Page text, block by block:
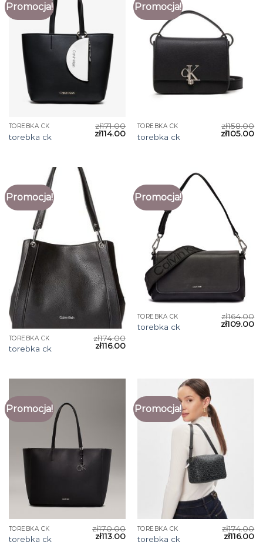
Promocja!
TOREBKA CK
torebka ck
zł171.00
zł114.00
Promocja!
TOREBKA CK
torebka ck
zł158.00
zł105.00
Promocja!
TOREBKA CK
torebka ck
zł174.00
zł116.00
Promocja!
TOREBKA CK
torebka ck
zł164.00
zł109.00
Promocja!
TOREBKA CK
torebka ck
zł170.00
zł113.00
Promocja!
TOREBKA CK
torebka ck
zł174.00
zł116.00